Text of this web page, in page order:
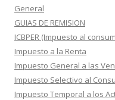
General
GUIAS DE REMISION
ICBPER (Impuesto al
Impuesto a la Renta
Impuesto General a las
Impuesto Selectivo al
Impuesto Temporal a los